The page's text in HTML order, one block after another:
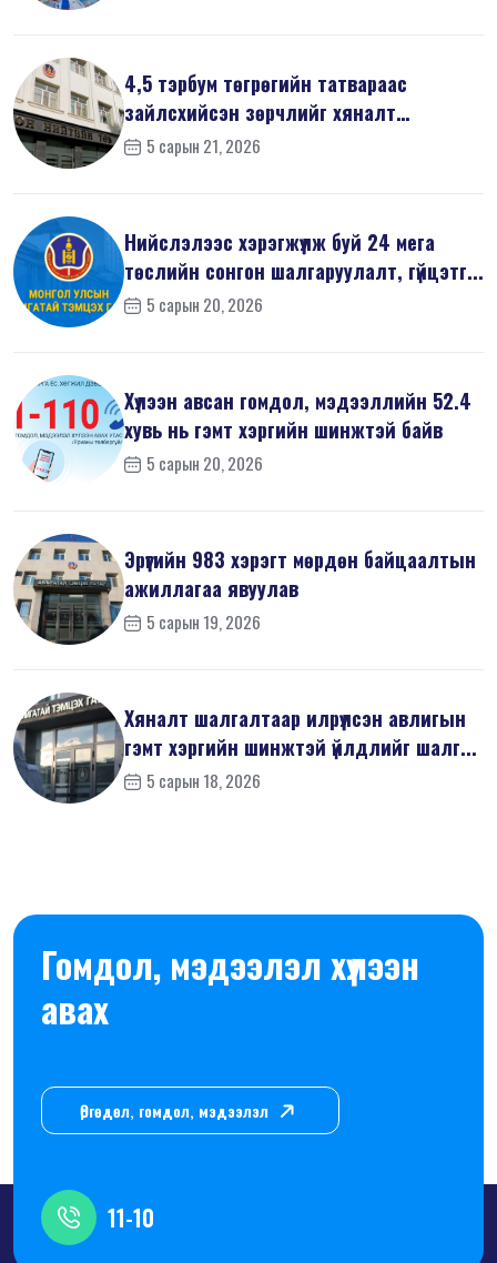
4,5 тэрбум төгрөгийн татвараас
зайлсхийсэн зөрчлийг хяналт
шалгалтаар ...
5 сарын 21, 2026
Нийслэлээс хэрэгжүүлж буй 24 мега
төслийн сонгон шалгаруулалт, гүйцэтг...
5 сарын 20, 2026
Хүлээн авсан гомдол, мэдээллийн 52.4
хувь нь гэмт хэргийн шинжтэй байв
5 сарын 20, 2026
Эрүүгийн 983 хэрэгт мөрдөн байцаалтын
ажиллагаа явуулав
5 сарын 19, 2026
Хяналт шалгалтаар илрүүлсэн авлигын
гэмт хэргийн шинжтэй үйлдлийг шалг...
5 сарын 18, 2026
Гомдол, мэдээлэл хүлээн
авах
Өргөдөл, гомдол, мэдээлэл
11-10